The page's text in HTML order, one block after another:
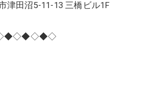
津田沼5-11-13 三橋ビル1F